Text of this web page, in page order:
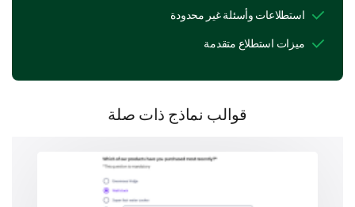
Networking Events
Mentorship Program
Other:
the quality of our events?
استطلاعات وأسئلة غير محدودة
ميزات استطلاع متقدمة
قوالب نماذج ذات صلة